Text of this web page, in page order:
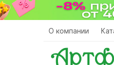
Перейти
к
О компании